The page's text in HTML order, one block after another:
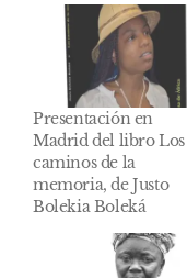
Presentación en
Madrid del libro Los
caminos de la
memoria, de Justo
Bolekia Boleká